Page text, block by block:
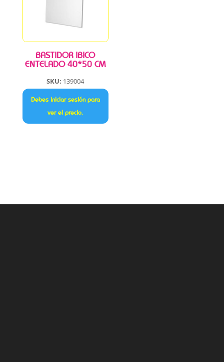
BASTIDOR IBICO
ENTELADO 40*50 CM
SKU: 139004
Debes iniciar sesión para
ver el precio.